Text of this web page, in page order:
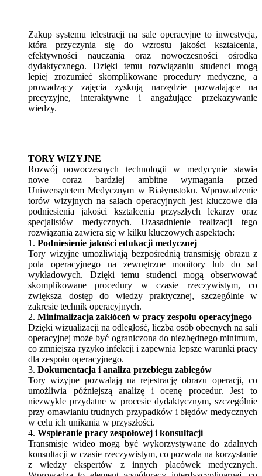
Zakup systemu telestracji na sale operacyjne to inwestycja,
która przyczynia się do wzrostu jakości kształcenia,
efektywności nauczania oraz nowoczesności ośrodka
dydaktycznego. Dzięki temu rozwiązaniu studenci mogą
lepiej zrozumieć skomplikowane procedury medyczne, a
prowadzący zajęcia zyskują narzędzie pozwalające na
precyzyjne, interaktywne i angażujące przekazywanie
wiedzy.
TORY WIZYJNE
Rozwój nowoczesnych technologii w medycynie stawia
nowe coraz bardziej ambitne wymagania przed
Uniwersytetem Medycznym w Białymstoku. Wprowadzenie
torów wizyjnych na salach operacyjnych jest kluczowe dla
podniesienia jakości kształcenia przyszłych lekarzy oraz
specjalistów medycznych. Uzasadnienie realizacji tego
rozwiązania zawiera się w kilku kluczowych aspektach:
1. Podniesienie jakości edukacji medycznej
Tory wizyjne umożliwiają bezpośrednią transmisję obrazu z
pola operacyjnego na zewnętrzne monitory lub do sal
wykładowych. Dzięki temu studenci mogą obserwować
skomplikowane procedury w czasie rzeczywistym, co
zwiększa dostęp do wiedzy praktycznej, szczególnie w
zakresie technik operacyjnych.
2. Minimalizacja zakłóceń w pracy zespołu operacyjnego
Dzięki wizualizacji na odległość, liczba osób obecnych na sali
operacyjnej może być ograniczona do niezbędnego minimum,
co zmniejsza ryzyko infekcji i zapewnia lepsze warunki pracy
dla zespołu operacyjnego.
3. Dokumentacja i analiza przebiegu zabiegów
Tory wizyjne pozwalają na rejestrację obrazu operacji, co
umożliwia późniejszą analizę i ocenę procedur. Jest to
niezwykle przydatne w procesie dydaktycznym, szczególnie
przy omawianiu trudnych przypadków i błędów medycznych
w celu ich unikania w przyszłości.
4. Wspieranie pracy zespołowej i konsultacji
Transmisje wideo mogą być wykorzystywane do zdalnych
konsultacji w czasie rzeczywistym, co pozwala na korzystanie
z wiedzy ekspertów z innych placówek medycznych.